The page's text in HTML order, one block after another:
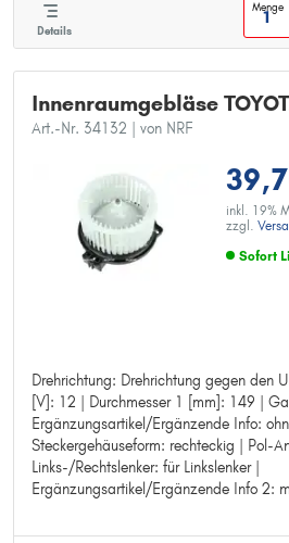
Details
Menge
Innenraumgebläse
Art.-Nr. 34132 | von NRF
inkl. 19%
zzgl.
Sofort
Drehrichtung: Drehrichtung gegen den
[V]: 12 | Durchmesser 1 [mm]: 149 |
Ergänzungsartikel/Ergänzende Info:
Steckergehäuseform: rechteckig | Pol-
Links-/Rechtslenker: für Linkslenker |
Ergänzungsartikel/Ergänzende Info 2:
Drehrichtung: Drehrichtung gegen den
Spannung [V]: 12
Durchmesser 1 [mm]: 149
Garantie: 3 Jahre Garantie
Ergänzungsartikel/Ergänzende Info:
Steckergehäuseform: rechteckig
Links-/Rechtslenker: für Linkslenker